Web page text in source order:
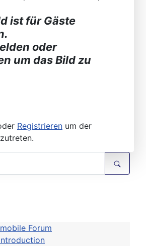
ist für Gäste
oder
um das Bild zu
Registrieren um der
Forum